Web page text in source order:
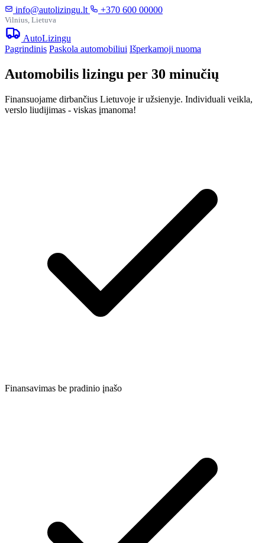
info@autolizingu.lt +370 600 00000
Vilnius, Lietuva
AutoLizingu
Pagrindinis Paskola automobiliui Išperkamoji nuoma
Automobilis lizingu per 30 minučių
Finansuojame dirbančius Lietuvoje ir užsienyje. Individuali veikla,
verslo liudijimas - viskas įmanoma!
Finansavimas be pradinio įnašo